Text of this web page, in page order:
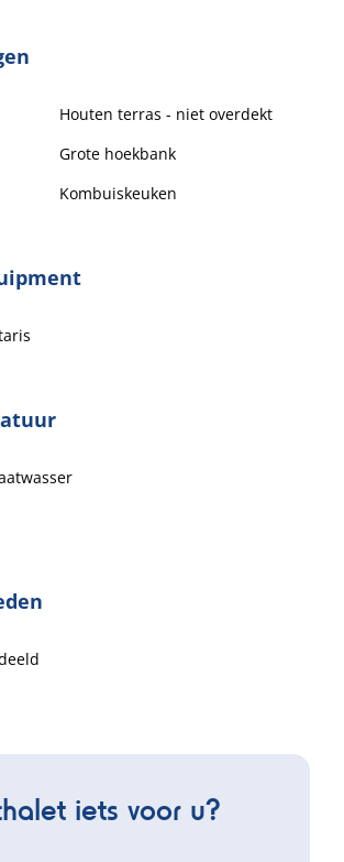
Houten terras - niet overdekt
Grote hoekbank
Kombuiskeuken
iets voor u?